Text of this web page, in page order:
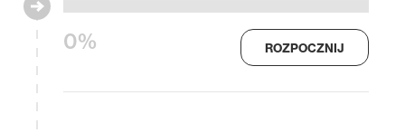
0% ROZPOCZNIJ